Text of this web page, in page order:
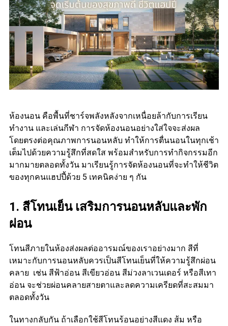
ห้องนอน คือพื้นที่ชาร์จพลังหลังจากเหนื่อยล้ากับการเรียน
ทำงาน และเล่นกีฬา การจัดห้องนอนอย่างใส่ใจจะส่งผล
โดยตรงต่อคุณภาพการนอนหลับ ทำให้การตื่นนอนในทุกเช้า
เต็มไปด้วยความรู้สึกที่สดใส พร้อมสำหรับการทำกิจกรรมอีก
มากมายตลอดทั้งวัน มาเรียนรู้การจัดห้องนอนที่จะทำให้ชีวิต
ของทุกคนแฮปปี้ด้วย 5 เทคนิคง่าย ๆ กัน
1. สีโทนเย็น เสริมการนอนหลับและพัก
ผ่อน
โทนสีภายในห้องส่งผลต่ออารมณ์ของเราอย่างมาก สีที่
เหมาะกับการนอนหลับควรเป็นสีโทนเย็นที่ให้ความรู้สึกผ่อน
คลาย เช่น สีฟ้าอ่อน สีเขียวอ่อน สีม่วงลาเวนเดอร์ หรือสีเทา
อ่อน จะช่วยผ่อนคลายสายตาและลดความเครียดที่สะสมมา
ตลอดทั้งวัน
ในทางกลับกัน ถ้าเลือกใช้สีโทนร้อนอย่างสีแดง ส้ม หรือ